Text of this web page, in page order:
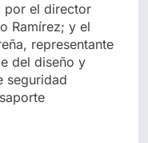
por el director
Ramírez; y el
representante
del diseño y
seguridad